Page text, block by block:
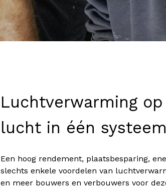
Luchtverwarmingop
lucht in één systeem
Een hoog rendement, plaatsbesparing,
slechts enkele voordelen van
en meer bouwers en verbouwers voor